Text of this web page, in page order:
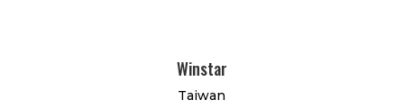
Winstar
Taiwan